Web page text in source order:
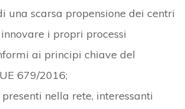
una scarsa propensione dei centri
i propri processi
ai principi chiave del
679/2016;
nella rete, interessanti